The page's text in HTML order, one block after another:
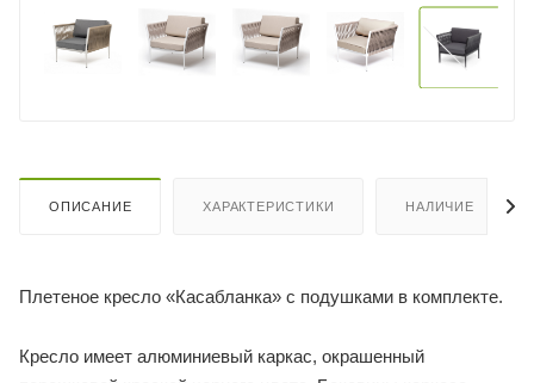
ОПИСАНИЕ ХАРАКТЕРИСТИКИ НАЛИЧИЕ
Плетеное кресло «Касабланка» с подушками в комплекте.
Кресло имеет алюминиевый каркас, окрашенный